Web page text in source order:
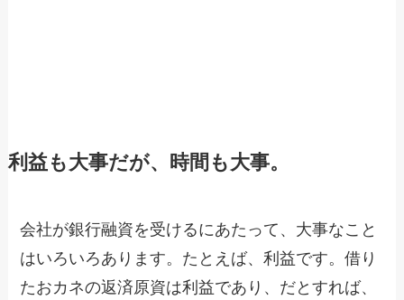
利益も大事だが、時間も大事。
会社が銀行融資を受けるにあたって、大事なこと
はいろいろあります。たとえば、利益です。借り
たおカネの返済原資は利益であり、だとすれば、